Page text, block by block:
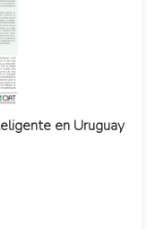
en Uruguay